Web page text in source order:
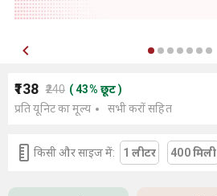
₹138 ₹240 (43% छूट)
प्रति यूनिट का मूल्य
सभी करों सहित
किसी और साइज में: 1 लीटर 400 मिली